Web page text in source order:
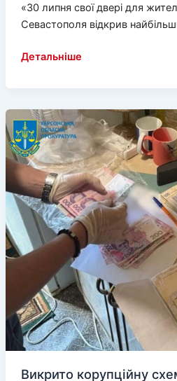
«30 липня свої двері для
Севастополя відкрив
Російські
Херсонес
Таврійський
Детальніше
Викрито корупційну